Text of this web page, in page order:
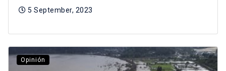
5 September, 2023
Opinión